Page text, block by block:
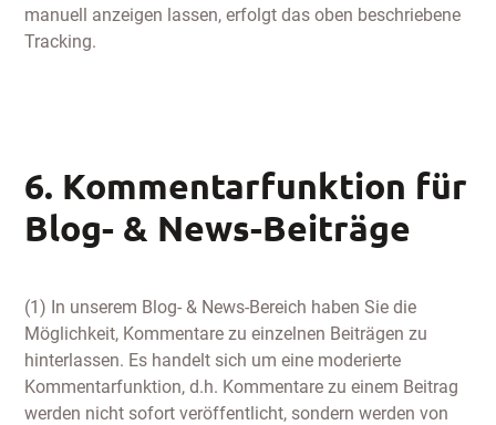
manuell anzeigen lassen, erfolgt das oben beschriebene
Tracking.
6. Kommentarfunktion für
Blog- & News-Beiträge
(1) In unserem Blog- & News-Bereich haben Sie die
Möglichkeit, Kommentare zu einzelnen Beiträgen zu
hinterlassen. Es handelt sich um eine moderierte
Kommentarfunktion, d.h. Kommentare zu einem Beitrag
werden nicht sofort veröffentlicht, sondern werden von